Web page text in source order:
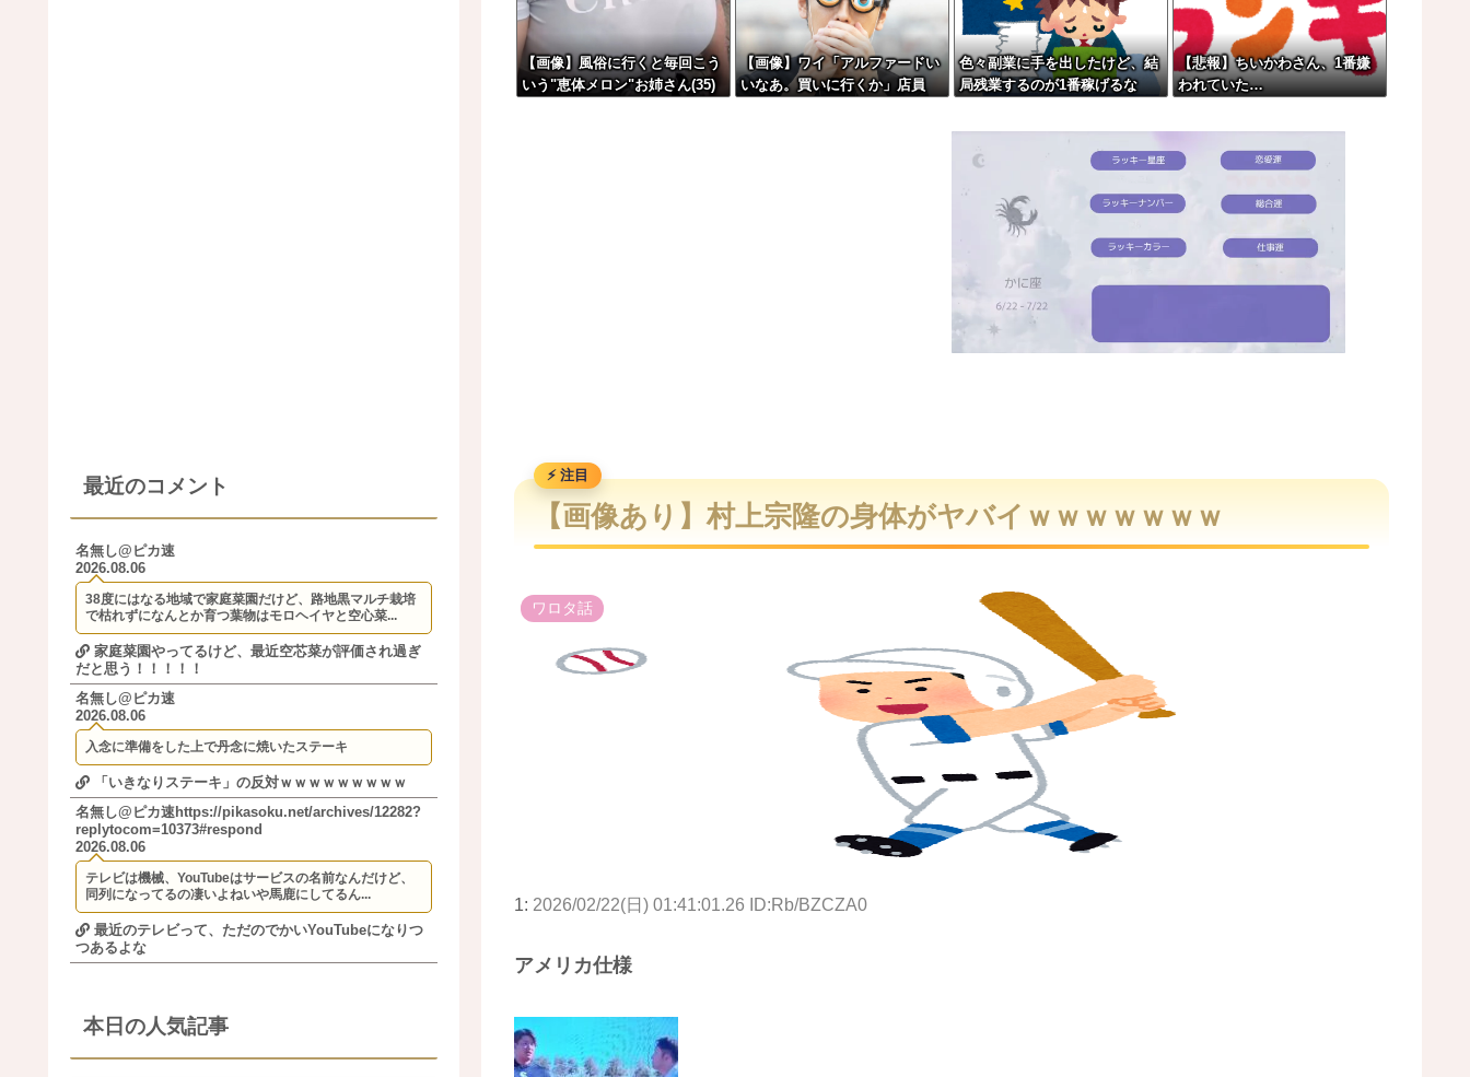
【画像】明らかにチンポ味わった後のメスガキ、変化を遂げる
ワンピース原作者・尾田栄一郎が描いた担当編集の似顔絵「ムダに東大卒」
【緊急】爆美女「すみません。砲弾3つ持ってきました」警察「！？」自衛隊「！？」→結果w w w w w w...
【動画】メキシコのインフルエンサー、ライブ配信中に襲撃されて死亡。
【話題】河内長野市で警官が包丁男を射殺した場面の映像が公開される。
【動画】名古屋栄で不良外人が警察官を突き飛ばす。逮捕しろやｗｗｗ
【画像】風俗に行くと毎回こう
いう"恵体メロン"お姉さん(35)
【画像】ワイ「アルファードい
いなあ。買いに行くか」店員
色々副業に手を出したけど、結
局残業するのが1番稼げるな
【悲報】ちいかわさん、1番嫌
われていた…
【画像あり】村上宗隆の身体がヤバイｗｗｗｗｗｗｗ
ワロタ話
1: 2026/02/22(日) 01:41:01.26 ID:Rb/BZCZA0
アメリカ仕様
最近のコメント
名無し@ピカ速
2026.08.06
38度にはなる地域で家庭菜園だけど、路地黒マルチ栽培
で枯れずになんとか育つ葉物はモロヘイヤと空心菜...
家庭菜園やってるけど、最近空芯菜が評価され過ぎ
だと思う！！！！！
名無し@ピカ速
2026.08.06
入念に準備をした上で丹念に焼いたステーキ
「いきなりステーキ」の反対ｗｗｗｗｗｗｗｗｗ
名無し@ピカ速https://pikasoku.net/archives/12282?
replytocom=10373#respond
2026.08.06
テレビは機械、YouTubeはサービスの名前なんだけど、
同列になってるの凄いよねいや馬鹿にしてるん...
最近のテレビって、ただのでかいYouTubeになりつ
つあるよな
本日の人気記事